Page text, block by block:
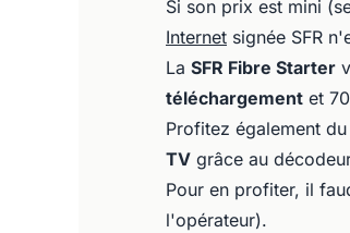
Si son prix est mini
Internet signée SFR
La SFR Fibre Starter
téléchargement et
Profitez également
TV grâce au
Pour en profiter, il
l'opérateur).